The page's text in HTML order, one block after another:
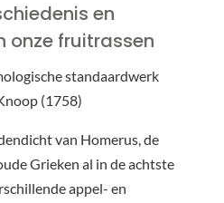
en
onze fruitrassen
standaardwerk
(1758)
van Homerus, de
Grieken al in de achtste
appel- en